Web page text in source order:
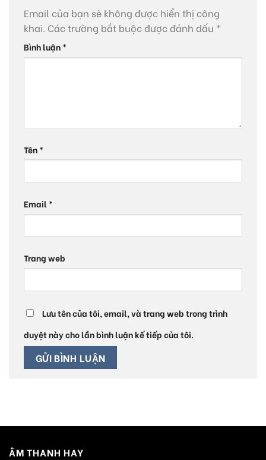
Email của bạn sẽ không được hiển thị công
khai. Các trường bắt buộc được đánh dấu *
Bình luận*
Tên*
Email *
Trang web
Lưu tên của tôi, email, và trang web trong trình
duyệt này cho lần bình luận kế tiếp của tôi.
ÂM THANH HAY